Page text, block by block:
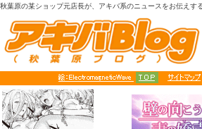
秋葉原の某ショップ元店長が、アキバ系のニュースをお伝えす